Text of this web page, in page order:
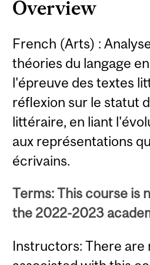
Overview
French (Arts) :
théories du langage
l'épreuve des textes
réflexion sur le statut
littéraire, en liant
aux représentations
écrivains.
Terms: This course is
the 2022-2023
Instructors: There are